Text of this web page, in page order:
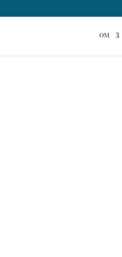
OM